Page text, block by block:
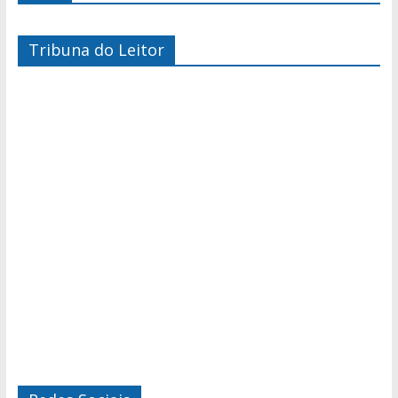
Tribuna do Leitor